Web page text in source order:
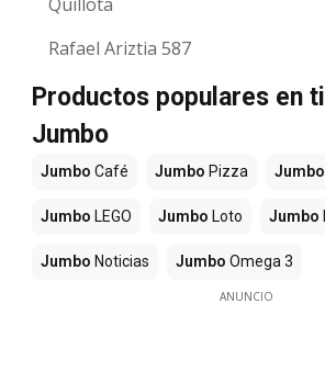
Rafael Ariztia 587
Productos populares en
Jumbo
Jumbo Café Jumbo Pizza Jumbo
Jumbo LEGO Jumbo Loto Jumbo
Jumbo Noticias Jumbo Omega 3
ANUNCIO